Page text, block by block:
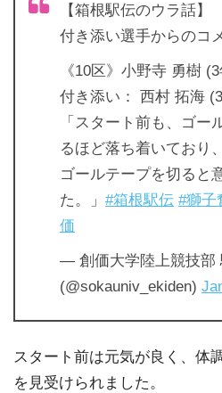
【箱根駅伝のウラ話】
付き添い選手からのコ
《10区》小野寺 勇樹
付き添い： 西村 拓海
「スタート前も、ゴー
るほど落ち着いており
ゴールテープを切ると
た。」 #箱根駅伝 #獅子
価
— 創価大学陸上競技部
(@sokauniv_ekiden)
スタート前は元気が良く、体
を見受けられました。